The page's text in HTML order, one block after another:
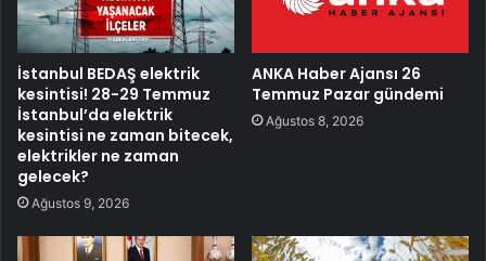
İstanbul BEDAŞ elektrik
kesintisi! 28-29 Temmuz
İstanbul’da elektrik
kesintisi ne zaman bitecek,
elektrikler ne zaman
gelecek?
Ağustos 9, 2026
ANKA Haber Ajansı 26
Temmuz Pazar gündemi
Ağustos 8, 2026